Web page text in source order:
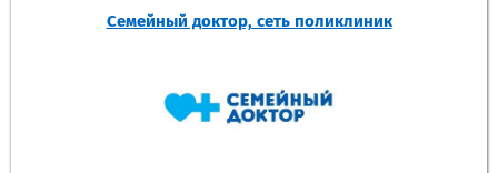
Семейный доктор, сеть поликлиник